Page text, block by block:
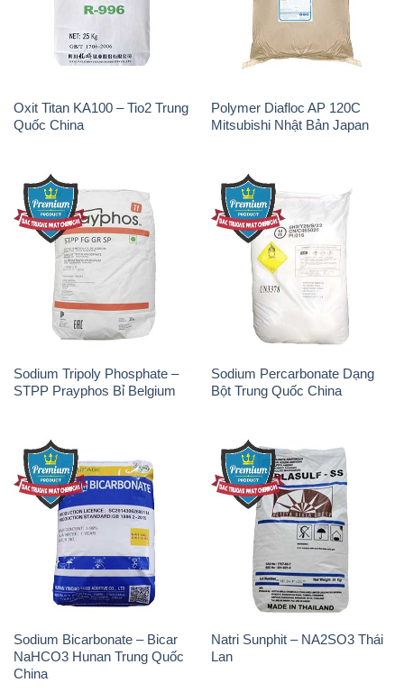
Oxit Titan KA100 – Tio2 Trung
Quốc China
Polymer Diafloc AP 120C
Mitsubishi Nhật Bản Japan
Sodium Tripoly Phosphate –
STPP Prayphos Bỉ Belgium
Sodium Percarbonate Dạng
Bột Trung Quốc China
Sodium Bicarbonate – Bicar
NaHCO3 Hunan Trung Quốc
China
Natri Sunphit – NA2SO3 Thái
Lan